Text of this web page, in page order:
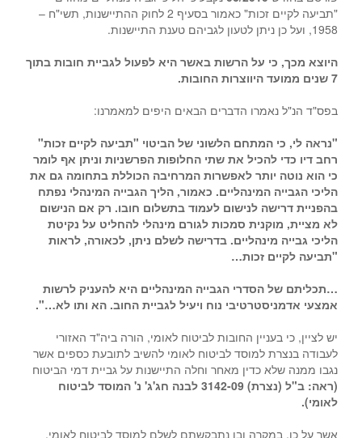
"תביעה לקיים זכות" כאמור בסעיף 2 לחוק ההתיישנות, תשי"ח –
1958, ועל כן ניתן לטעון לגביהם טענת התיישנות.
היוצא מכך, כי על הרשות באשר היא לפעול לגביית חובות בתוך
7 שנים ממועד היווצרות החובות.
בפס"ד הנ"ל נאמרו הדברים הבאים היפים למאמרנו:
"נראה לי, כי המתחם הלשוני של הביטוי "תביעה לקיים זכות"
רחב דיו כדי להכיל את שתי החלופות הפרשניות וניתן אף לומר
כי הוא נוטה יותר לאפשרות המרחיבה הכוללת בתחומה גם את
הליכי הגבייה המינהליים. כאמור, הליך הגבייה המינהלי נפתח
בהפניית דרישה לנישום לעמוד בתשלום חובו. רק אם הנישום
לא מציית, מוקנית סמכות לגורם מינהלי להחליט על נקיטת
הליכי גבייה מינהליים. בדרישה לשלם ניתן, לכאורה, לראות
"תביעה לקיים זכות…
…תכליתם של הסדרי הגבייה המינהליים היא להעניק לרשות
אמצעי אדמניסטרטיבי נוח ויעיל לגביית החוב. הא ותו לא…".
יש לציין, כי בעניין החובות לביטוח לאומי, הורה ביה"ד האזורי
לעבודה בנצרת למוסד לביטוח לאומי להשיב לתובעת כספים אשר
נגבו ממנה שלא כדין מאחר וחלה התיישנות על גביית דמי הביטוח
(ראה: ב"ל (נצרת) 3142-09 לבנה חג'ג' נ' המוסד לביטוח
לאומי).
אשר על כן, במקרה ובו נתבקשתם לשלם למוסד לביטוח לאומי,